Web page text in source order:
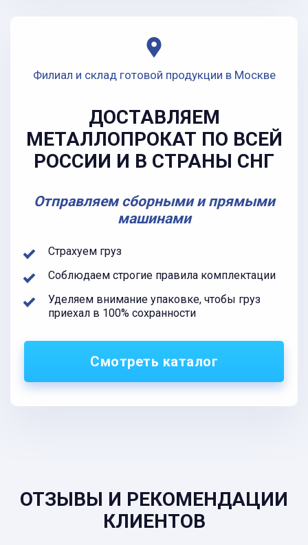
Филиал и склад готовой продукции в Москве
ДОСТАВЛЯЕМ
МЕТАЛЛОПРОКАТ ПО ВСЕЙ
РОССИИ И В СТРАНЫ СНГ
Отправляем сборными и прямыми
машинами
Страхуем груз
Соблюдаем строгие правила комплектации
Уделяем внимание упаковке, чтобы груз
приехал в 100% сохранности
Смотреть каталог
ОТЗЫВЫ И РЕКОМЕНДАЦИИ
КЛИЕНТОВ